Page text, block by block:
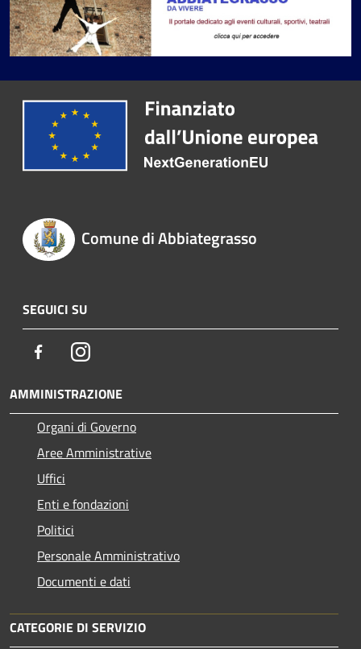
Comune di Abbiategrasso
SEGUICI SU
FacebookInstagram
AMMINISTRAZIONE
Organi di Governo
Aree Amministrative
Uffici
Enti e fondazioni
Politici
Personale Amministrativo
Documenti e dati
CATEGORIE DI SERVIZIO